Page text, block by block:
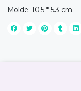
Molde: 10.5 * 5.3 cm.